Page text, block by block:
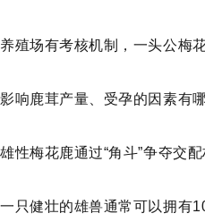
养殖场有考核机制，一头公梅
影响鹿茸产量、受孕的因素有
雄性梅花鹿通过“角斗”争夺交
一只健壮的雄兽通常可以拥有